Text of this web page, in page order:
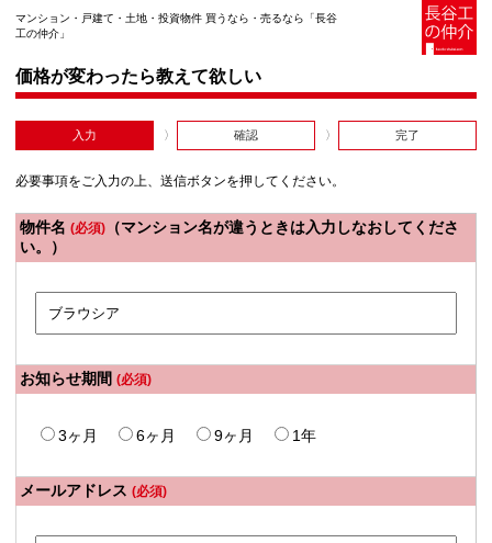
マンション・戸建て・土地・投資物件 買うなら・売るなら「長谷
工の仲介」
価格が変わったら教えて欲しい
入力 確認 完了
必要事項をご入力の上、送信ボタンを押してください。
物件名 (必須) （マンション名が違うときは入力しなおしてくださ
い。）
お知らせ期間 (必須)
3ヶ月 6ヶ月 9ヶ月 1年
メールアドレス (必須)